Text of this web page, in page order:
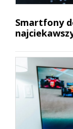
Smartfony